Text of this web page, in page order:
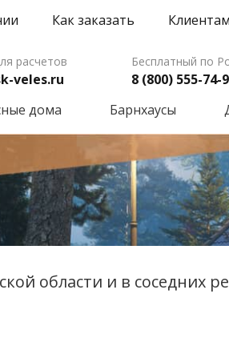
Как заказать Клиентам
расчетов
veles.ru
Бесплатный по
8 (800) 555-74-
дома
Барнхаусы
области и в соседних